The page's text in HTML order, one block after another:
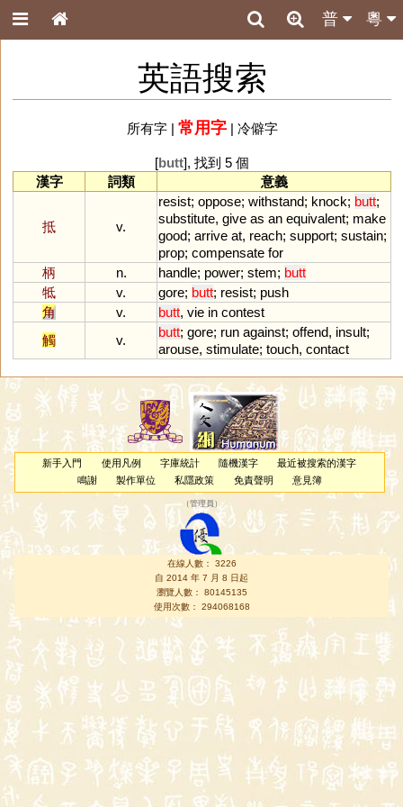
粵
普
英語搜索
所有字| 常用字| 冷僻字
[butt], 找到 5 個
漢字
詞類 意義
抵 v.
resist; oppose; withstand; knock; butt;
substitute, give as an equivalent; make
good; arrive at, reach; support; sustain;
prop; compensate for
柄
n. handle; power; stem; butt
牴
v. gore; butt; resist; push
角
v. butt, vie in contest
觸
v.
butt; gore; run against; offend, insult;
arouse, stimulate; touch, contact
新手入門 使用凡例 字庫統計 隨機漢字
最近被搜索的漢字
鳴謝
製作單位 私隱政策 免責聲明 意見簿
（管理員 ）
在線人數： 3226
自 2014 年 7 月 8 日起
瀏覽人數： 80145135
使用次數： 294068168